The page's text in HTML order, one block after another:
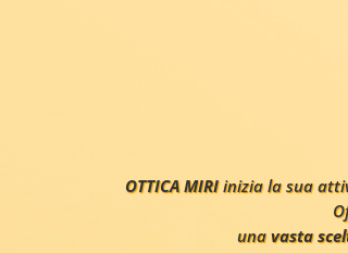
OTTICA MIRIinizia la sua
unavasta